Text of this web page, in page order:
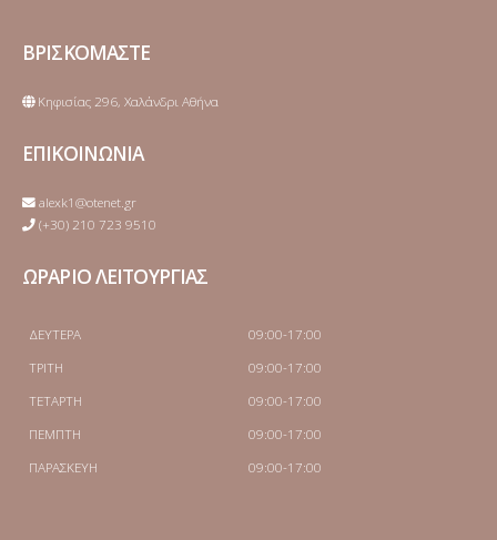
ΒΡΙΣΚΟΜΑΣΤΕ
Κηφισίας 296, Χαλάνδρι Αθήνα
ΕΠΙΚΟΙΝΩΝΙΑ
alexk1@otenet.gr
(+30) 210 723 9510
ΩΡΑΡΙΟ ΛΕΙΤΟΥΡΓΙΑΣ
ΔΕΥΤΕΡΑ
09:00-17:00
ΤΡΙΤΗ
09:00-17:00
ΤΕΤΑΡΤΗ
09:00-17:00
ΠΕΜΠΤΗ
09:00-17:00
ΠΑΡΑΣΚΕΥΗ
09:00-17:00